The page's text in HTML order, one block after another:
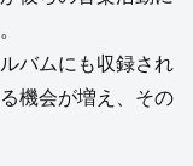
バムにも収録され
機会が増え、その